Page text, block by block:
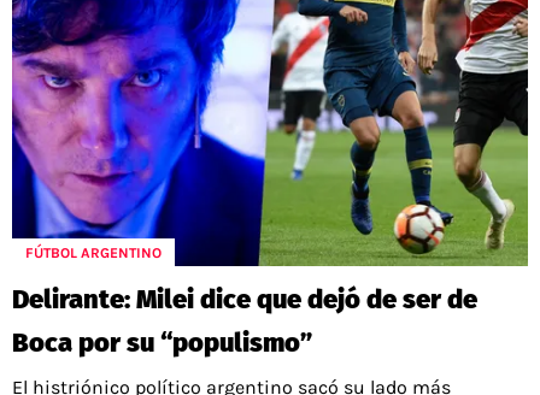
FÚTBOL ARGENTINO
Delirante: Milei dice que dejó de ser de
Boca por su “populismo”
El histriónico político argentino sacó su lado más